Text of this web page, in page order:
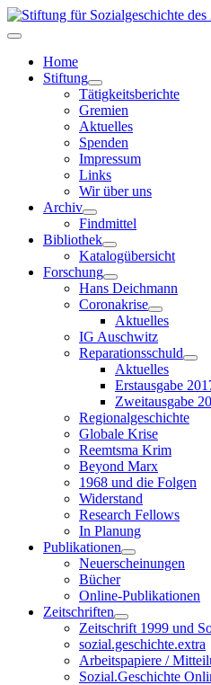
Home
Stiftung
Tätigkeitsberichte
Gremien
Aktuelles
Spenden
Impressum
Links
Wir über uns
Archiv
Findmittel
Bibliothek
Katalogübersicht
Forschung
Hans Deichmann
Coronakrise
Aktuelles
IG Auschwitz
Reparationsschuld
Aktuelles
Erstausgabe
Zweitausgabe
Regionalgeschichte
Globale Krise
Reemtsma Krim
Beyond Marx
1968 und die Folgen
Widerstand
Research Fellows
In Planung
Publikationen
Neuerscheinungen
Bücher
Online-Publikationen
Zeitschriften
Zeitschrift 1999 und
sozial.geschichte.extra
Arbeitspapiere /
Sozial.Geschichte